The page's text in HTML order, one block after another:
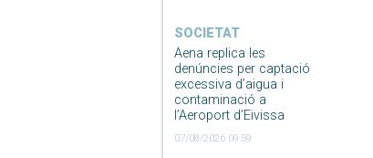
SOCIETAT
Aena replica les
denúncies per captació
excessiva d’aigua i
contaminació a
l’Aeroport d’Eivissa
07/08/2026 09:59